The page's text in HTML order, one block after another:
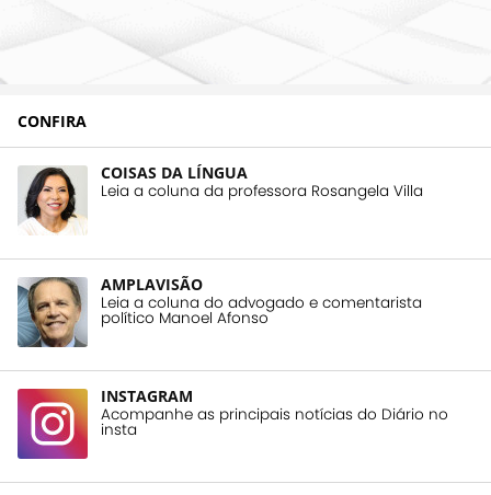
CONFIRA
COISAS DA LÍNGUA
Leia a coluna da professora Rosangela Villa
AMPLAVISÃO
Leia a coluna do advogado e comentarista
político Manoel Afonso
INSTAGRAM
Acompanhe as principais notícias do Diário no
insta